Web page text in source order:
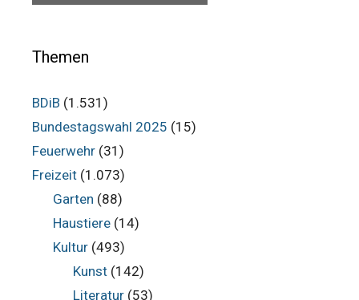
Themen
BDiB (1.531)
Bundestagswahl 2025 (15)
Feuerwehr (31)
Freizeit (1.073)
Garten (88)
Haustiere(14)
Kultur(493)
Kunst (142)
Literatur (53)